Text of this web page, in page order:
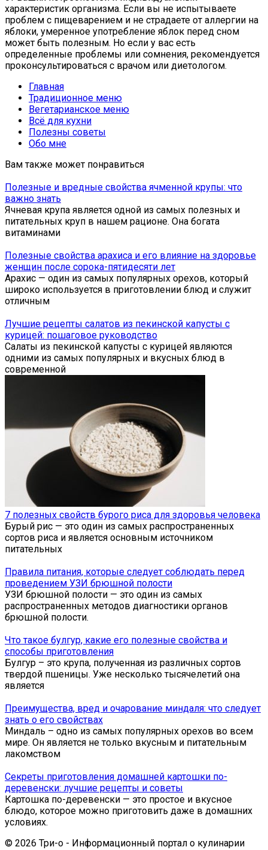
характеристик организма. Если вы не испытываете
проблем с пищеварением и не страдаете от аллергии на
яблоки, умеренное употребление яблок перед сном
может быть полезным. Но если у вас есть
определенные проблемы или сомнения, рекомендуется
проконсультироваться с врачом или диетологом.
Главная
Традиционное меню
Вегетарианское меню
Всё для кухни
Полезны советы
Обо мне
Вам также может понравиться
Полезные и вредные свойства ячменной крупы: что
важно знать
Ячневая крупа является одной из самых полезных и
питательных круп в нашем рационе. Она богата
витаминами
Полезные свойства арахиса и его влияние на здоровье
женщин после сорока-пятидесяти лет
Арахис — один из самых популярных орехов, который
широко используется в приготовлении блюд и служит
отличным
Лучшие рецепты салатов из пекинской капусты с
курицей: пошаговое руководство
Салаты из пекинской капусты с курицей являются
одними из самых популярных и вкусных блюд в
современной
7 полезных свойств бурого риса для здоровья человека
Бурый рис — это один из самых распространенных
сортов риса и является основным источником
питательных
Правила питания, которые следует соблюдать перед
проведением УЗИ брюшной полости
УЗИ брюшной полости — это один из самых
распространенных методов диагностики органов
брюшной полости.
Что такое булгур, какие его полезные свойства и
способы приготовления
Булгур – это крупа, полученная из различных сортов
твердой пшеницы. Уже несколько тысячелетий она
является
Преимущества, вред и очарование миндаля: что следует
знать о его свойствах
Миндаль – одно из самых популярных орехов во всем
мире. Он является не только вкусным и питательным
лакомством
Секреты приготовления домашней картошки по-
деревенски: лучшие рецепты и советы
Картошка по-деревенски — это простое и вкусное
блюдо, которое можно приготовить даже в домашних
условиях.
© 2026 Три-о - Информационный портал о кулинарии